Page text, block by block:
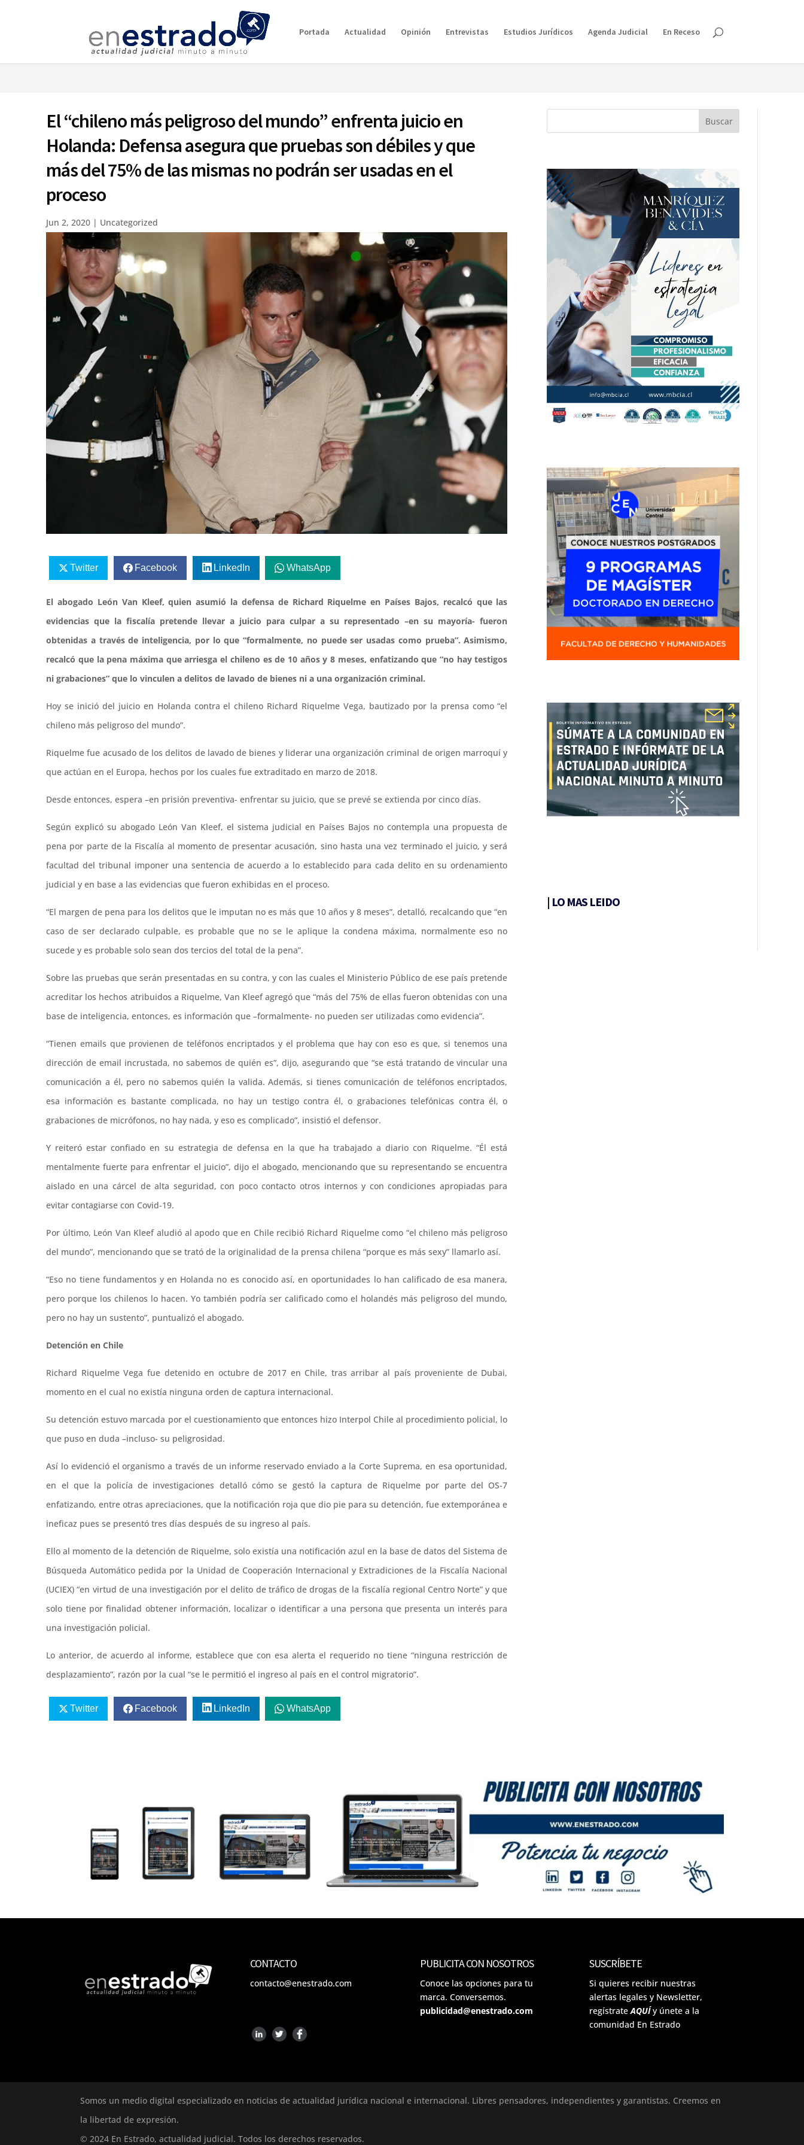
⚠️ Hosting plan for this site has expired.
Portada Actualidad Opinión Entrevistas Estudios Jurídicos Agenda Judicial En Receso
El “chileno más peligroso del mundo” enfrenta juicio en
Holanda: Defensa asegura que pruebas son débiles y que
más del 75% de las mismas no podrán ser usadas en el
proceso
Jun 2, 2020 | Uncategorized
Twitter Facebook LinkedIn WhatsApp
El abogado León Van Kleef, quien asumió la defensa de Richard Riquelme en Países Bajos, recalcó que las
evidencias que la fiscalía pretende llevar a juicio para culpar a su representado –en su mayoría- fueron
obtenidas a través de inteligencia, por lo que “formalmente, no puede ser usadas como prueba”. Asimismo,
recalcó que la pena máxima que arriesga el chileno es de 10 años y 8 meses, enfatizando que “no hay testigos
ni grabaciones” que lo vinculen a delitos de lavado de bienes ni a una organización criminal.
Hoy se inició del juicio en Holanda contra el chileno Richard Riquelme Vega, bautizado por la prensa como “el
chileno más peligroso del mundo”.
Riquelme fue acusado de los delitos de lavado de bienes y liderar una organización criminal de origen marroquí y
que actúan en el Europa, hechos por los cuales fue extraditado en marzo de 2018.
Desde entonces, espera –en prisión preventiva- enfrentar su juicio, que se prevé se extienda por cinco días.
Según explicó su abogado León Van Kleef, el sistema judicial en Países Bajos no contempla una propuesta de
pena por parte de la Fiscalía al momento de presentar acusación, sino hasta una vez terminado el juicio, y será
facultad del tribunal imponer una sentencia de acuerdo a lo establecido para cada delito en su ordenamiento
judicial y en base a las evidencias que fueron exhibidas en el proceso.
“El margen de pena para los delitos que le imputan no es más que 10 años y 8 meses”, detalló, recalcando que “en
caso de ser declarado culpable, es probable que no se le aplique la condena máxima, normalmente eso no
sucede y es probable solo sean dos tercios del total de la pena”.
Sobre las pruebas que serán presentadas en su contra, y con las cuales el Ministerio Público de ese país pretende
acreditar los hechos atribuidos a Riquelme, Van Kleef agregó que “más del 75% de ellas fueron obtenidas con una
base de inteligencia, entonces, es información que –formalmente- no pueden ser utilizadas como evidencia”.
“Tienen emails que provienen de teléfonos encriptados y el problema que hay con eso es que, si tenemos una
dirección de email incrustada, no sabemos de quién es”, dijo, asegurando que “se está tratando de vincular una
comunicación a él, pero no sabemos quién la valida. Además, si tienes comunicación de teléfonos encriptados,
esa información es bastante complicada, no hay un testigo contra él, o grabaciones telefónicas contra él, o
grabaciones de micrófonos, no hay nada, y eso es complicado”, insistió el defensor.
Y reiteró estar confiado en su estrategia de defensa en la que ha trabajado a diario con Riquelme. “Él está
mentalmente fuerte para enfrentar el juicio”, dijo el abogado, mencionando que su representando se encuentra
aislado en una cárcel de alta seguridad, con poco contacto otros internos y con condiciones apropiadas para
evitar contagiarse con Covid-19.
Por último, León Van Kleef aludió al apodo que en Chile recibió Richard Riquelme como “el chileno más peligroso
del mundo”, mencionando que se trató de la originalidad de la prensa chilena “porque es más sexy” llamarlo así.
“Eso no tiene fundamentos y en Holanda no es conocido así, en oportunidades lo han calificado de esa manera,
pero porque los chilenos lo hacen. Yo también podría ser calificado como el holandés más peligroso del mundo,
pero no hay un sustento”, puntualizó el abogado.
Detención en Chile
Richard Riquelme Vega fue detenido en octubre de 2017 en Chile, tras arribar al país proveniente de Dubai,
momento en el cual no existía ninguna orden de captura internacional.
Su detención estuvo marcada por el cuestionamiento que entonces hizo Interpol Chile al procedimiento policial, lo
que puso en duda –incluso- su peligrosidad.
Así lo evidenció el organismo a través de un informe reservado enviado a la Corte Suprema, en esa oportunidad,
en el que la policía de investigaciones detalló cómo se gestó la captura de Riquelme por parte del OS-7
enfatizando, entre otras apreciaciones, que la notificación roja que dio pie para su detención, fue extemporánea e
ineficaz pues se presentó tres días después de su ingreso al país.
Ello al momento de la detención de Riquelme, solo existía una notificación azul en la base de datos del Sistema de
Búsqueda Automático pedida por la Unidad de Cooperación Internacional y Extradiciones de la Fiscalía Nacional
(UCIEX) “en virtud de una investigación por el delito de tráfico de drogas de la fiscalía regional Centro Norte” y que
solo tiene por finalidad obtener información, localizar o identificar a una persona que presenta un interés para
una investigación policial.
Lo anterior, de acuerdo al informe, establece que con esa alerta el requerido no tiene “ninguna restricción de
desplazamiento”, razón por la cual “se le permitió el ingreso al país en el control migratorio”.
Twitter Facebook LinkedIn WhatsApp
| LO MAS LEIDO
CONTACTO
contacto@enestrado.com
PUBLICITA CON NOSOTROS
Conoce las opciones para tu
marca. Conversemos.
publicidad@enestrado.com
SUSCRÍBETE
Si quieres recibir nuestras
alertas legales y Newsletter,
regístrateAQUÍ y únete a la
comunidad En Estrado
Somos un medio digital especializado en noticias de actualidad jurídica nacional e internacional. Libres pensadores, independientes y garantistas. Creemos en
la libertad de expresión.
© 2024 En Estrado, actualidad judicial. Todos los derechos reservados.